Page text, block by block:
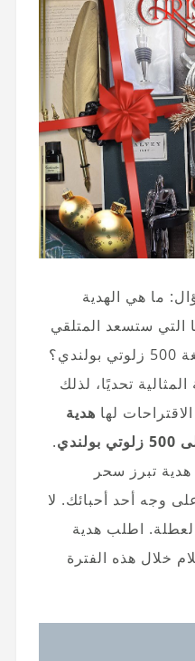
ما هي الهدية
التي ستسعد المتلقي
دون تجاوز الميزانية البالغة 500 زلوتي بولندي؟
تحديًا، لذلك
لها هدية
.
هدية تبرز سحر
وجه أحد أحبائك. لا
اطلب هدية
خلال هذه الفترة